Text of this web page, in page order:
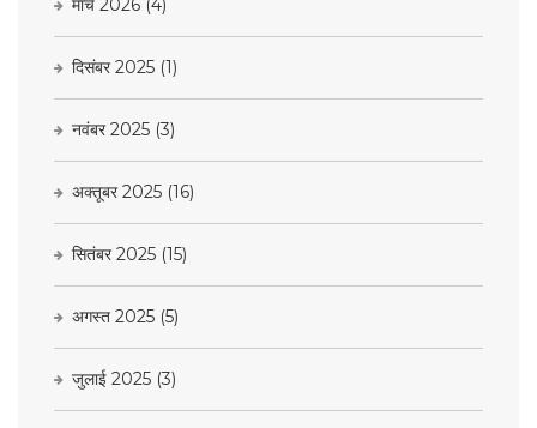
मार्च 2026 (4)
दिसंबर 2025 (1)
नवंबर 2025 (3)
अक्तूबर 2025 (16)
सितंबर 2025 (15)
अगस्त 2025 (5)
जुलाई 2025 (3)